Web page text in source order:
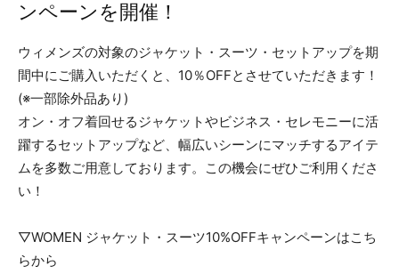
ンペーンを開催！
ウィメンズの対象のジャケット・スーツ・セットアップを期
間中にご購入いただくと、10％OFFとさせていただきます！
(※一部除外品あり)
オン・オフ着回せるジャケットやビジネス・セレモニーに活
躍するセットアップなど、幅広いシーンにマッチするアイテ
ムを多数ご用意しております。この機会にぜひご利用くださ
い！
▽WOMEN ジャケット・スーツ10%OFFキャンペーンはこち
らから